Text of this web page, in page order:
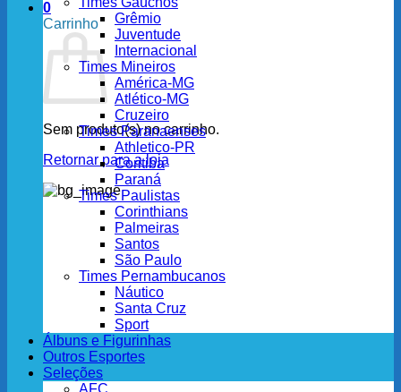
0
Carrinho
Sem produto(s) no carrinho.
Retornar para a loja
Grêmio
Juventude
Internacional
Times Mineiros
América-MG
Atlético-MG
Cruzeiro
Times Paranaenses
Athletico-PR
Coritiba
Paraná
Times Paulistas
Corinthians
Palmeiras
Santos
São Paulo
Times Pernambucanos
Náutico
Santa Cruz
Sport
Álbuns e Figurinhas
Outros Esportes
Seleções
AFC